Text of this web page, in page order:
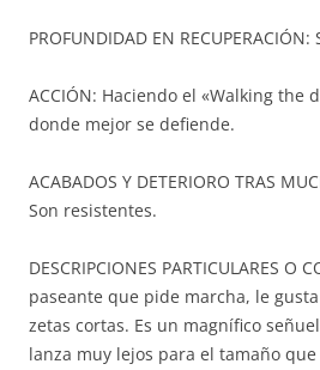
PROFUNDIDAD EN
ACCIÓN: Haciendo el «Walking the
donde mejor se defiende.
ACABADOS Y DETERIORO TRAS
Son resistentes.
DESCRIPCIONES PARTICULARES O
paseante que pide marcha, le
zetas cortas. Es un magnífico
lanza muy lejos para el tamaño